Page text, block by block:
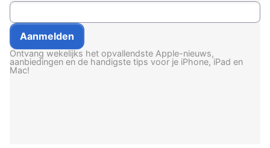
Ontvang wekelijks het opvallendste Apple-nieuws,
aanbiedingen en de handigste tips voor je iPhone, iPad en
Mac!